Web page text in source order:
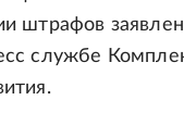
штрафов
службе